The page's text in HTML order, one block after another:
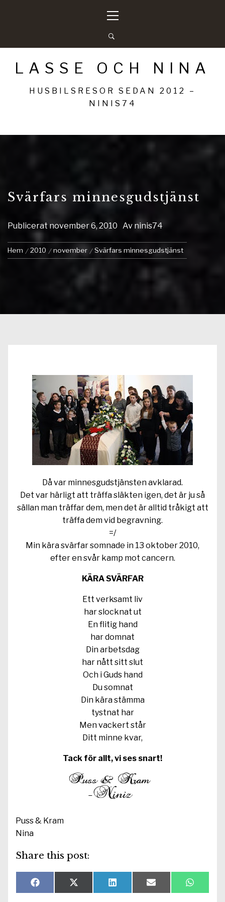
meny
LASSE OCH NINA
HUSBILSRESOR SEDAN 2012 –
NINIS74
Svärfars minnesgudstjänst
Publiceratnovember 6, 2010 Av ninis74
Hem 2010 november Svärfars minnesgudstjänst
Då var minnesgudstjänsten avklarad.
Det var härligt att träffa släkten igen, det är ju så
sällan man träffar dem, men det är alltid tråkigt att
träffa dem vid begravning.
=/
Min kära svärfar somnade in 13 oktober 2010,
efter en svår kamp mot cancern.
KÄRA SVÄRFAR
Ett verksamt liv
har slocknat ut
En flitig hand
har domnat
Din arbetsdag
har nått sitt slut
Och i Guds hand
Du somnat
Din kära stämma
tystnat har
Men vackert står
Ditt minne kvar,
Tack för allt, vi ses snart!
Puss & Kram
Nina
Share this post:
Dela
på
F
a
Dela
på
X
(
Dela
på
L
i
Dela
på
E
-
Dela
på
W
h